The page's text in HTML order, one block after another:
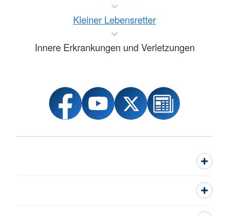
Kleiner Lebensretter
Innere Erkrankungen und Verletzungen